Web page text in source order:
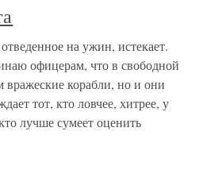
на ужин, истекает.
офицерам, что в свободной
корабли, но и они
тот, кто ловчее, хитрее, у
лучше сумеет оценить